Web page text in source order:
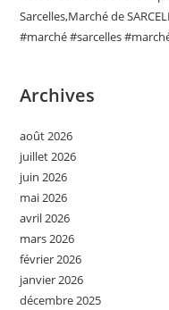
Sarcelles,Marché de
#marché #sarcelles
Archives
août 2026
juillet 2026
juin 2026
mai 2026
avril 2026
mars 2026
février 2026
janvier 2026
décembre 2025